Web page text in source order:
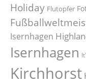
Holiday Flutopfer
Isernhagen
Isernhagen
Kirchhorst